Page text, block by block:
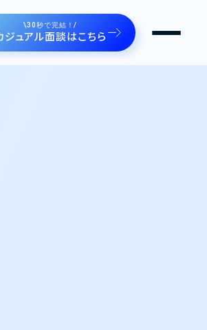
\30秒で完結！/
ジュアル面談はこちら